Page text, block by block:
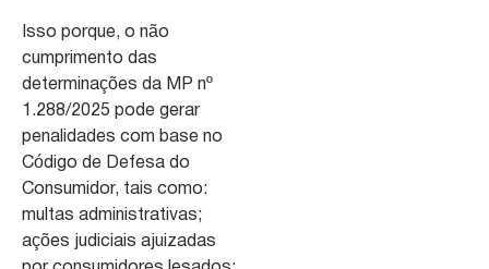
Isso porque, o não
cumprimento das
determinações da MP nº
1.288/2025 pode gerar
penalidades com base no
Código de Defesa do
Consumidor, tais como:
multas administrativas;
ações judiciais ajuizadas